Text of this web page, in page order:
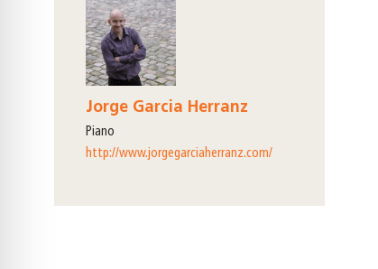
Jorge Garcia Herranz
piano
http://www.jorgegarciaherranz.com/